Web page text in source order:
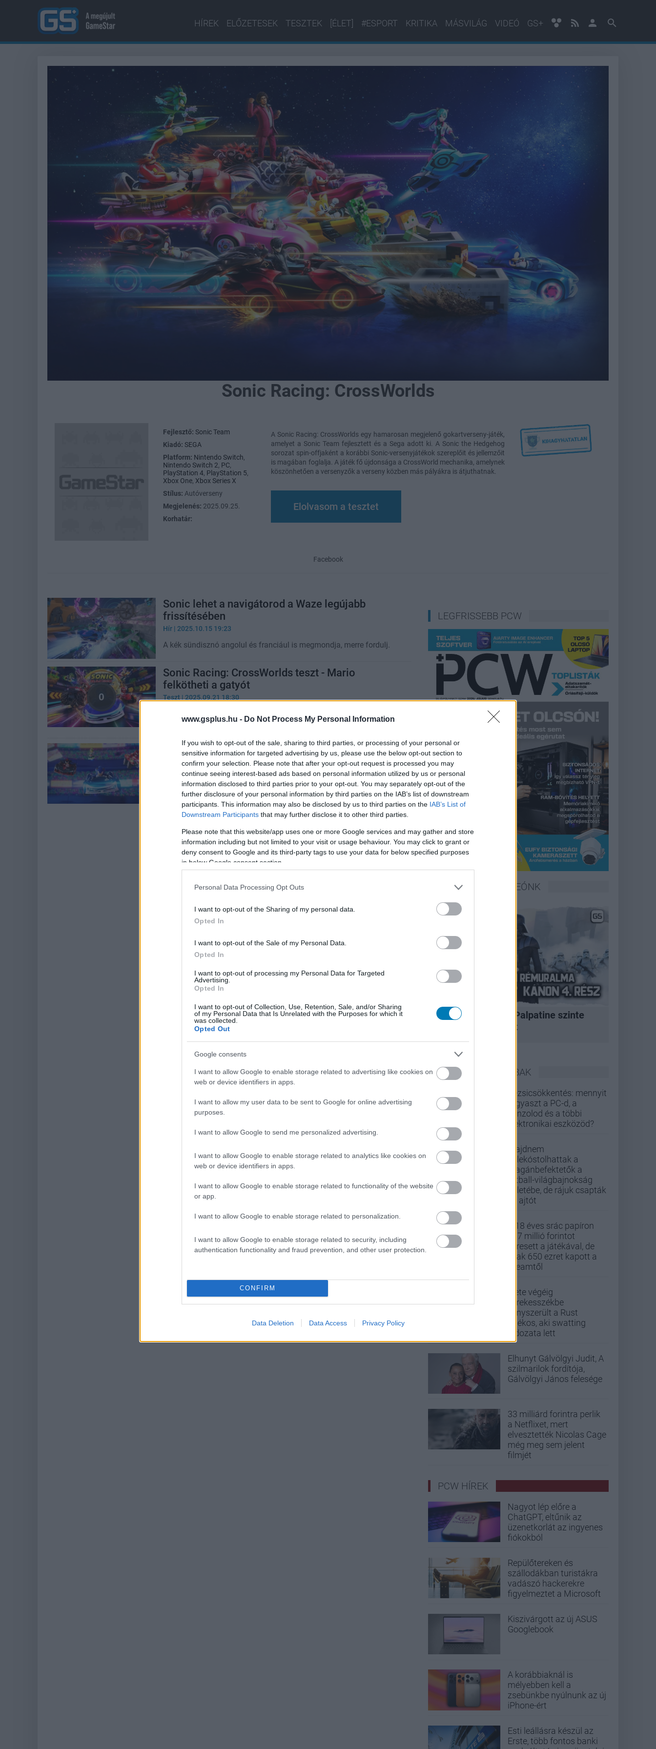
www.gsplus.hu - Do Not Process My Personal Information
If you wish to opt-out of the sale, sharing to third parties, or processing of your personal or
sensitive information for targeted advertising by us, please use the below opt-out section to
confirm your selection. Please note that after your opt-out request is processed you may
continue seeing interest-based ads based on personal information utilized by us or personal
information disclosed to third parties prior to your opt-out. You may separately opt-out of the
further disclosure of your personal information by third parties on the IAB’s list of downstream
participants. This information may also be disclosed by us to third parties on the IAB’s List of
Downstream Participants that may further disclose it to other third parties.
Please note that this website/app uses one or more Google services and may gather and store
information including but not limited to your visit or usage behaviour. You may click to grant or
deny consent to Google and its third-party tags to use your data for below specified purposes
in below Google consent section.
Personal Data Processing Opt Outs
I want to opt-out of the Sharing of my personal data.
Opted In
I want to opt-out of the Sale of my Personal Data.
Opted In
I want to opt-out of processing my Personal Data for Targeted
Advertising.
Opted In
I want to opt-out of Collection, Use, Retention, Sale, and/or Sharing
of my Personal Data that Is Unrelated with the Purposes for which it
was collected.
Opted Out
Google consents
I want to allow Google to enable storage related to advertising like cookies on
web or device identifiers in apps.
I want to allow my user data to be sent to Google for online advertising
purposes.
I want to allow Google to send me personalized advertising.
I want to allow Google to enable storage related to analytics like cookies on
web or device identifiers in apps.
I want to allow Google to enable storage related to functionality of the website
or app.
I want to allow Google to enable storage related to personalization.
I want to allow Google to enable storage related to security, including
authentication functionality and fraud prevention, and other user protection.
CONFIRM
Data Deletion Data Access Privacy Policy
HÍREK ELŐZETESEK TESZTEK [ÉLET] #ESPORT KRITIKA MÁSVILÁG VIDEÓ GS+
Sonic Racing: CrossWorlds
Fejlesztő: Sonic Team
Kiadó: SEGA
Platform: Nintendo Switch,
Nintendo Switch 2, PC,
PlayStation 4, PlayStation 5,
Xbox One, Xbox Series X
Stílus: Autóverseny
Megjelenés: 2025.09.25.
Korhatár:
A Sonic Racing: CrossWorlds egy hamarosan megjelenő gokartverseny-játék,
amelyet a Sonic Team fejlesztett és a Sega adott ki. A Sonic the Hedgehog
sorozat spin-offjaként a korábbi Sonic-versenyjátékok szereplőit és jellemzőit
is magában foglalja. A játék fő újdonsága a CrossWorld mechanika, amelynek
köszönhetően a versenyzők a verseny közben más pályákra is átjuthatnak.
Elolvasom a tesztet
Facebook
Sonic lehet a navigátorod a Waze legújabb
frissítésében
Hír | 2025.10.15 19:23
A kék sündisznó angolul és franciául is megmondja, merre fordulj.
Sonic Racing: CrossWorlds teszt - Mario
felkötheti a gatyót
Teszt | 2025.09.21 18:30
ötletes mechanikákkal és óriási tartalommal repít a cél felé.
A SEGA épp a Nintendót szurkálva próbálja
reklámozni a Sonic Racinget
| 2025.09.17 14:40
Egész bátor keménykedés ez, miközben Sonic otthona épp egy
pertől retteg.
LEGFRISSEBB PCW
LEGFRISSEBB VIDEÓNK
A korszak, amikor Palpatine szinte
bármit megtehetett
LEGOLVASOTTABBAK
Rezsicsökkentés: mennyit
fogyaszt a PC-d, a
konzolod és a többi
elektronikai eszközöd?
Majdnem
belekóstolhattak a
magánbefektetők a
futball-világbajnokság
üzletébe, de rájuk csapták
az ajtót
A 18 éves srác papíron
437 millió forintot
keresett a játékával, de
csak 650 ezret kapott a
Steamtől
Élete végéig
kerekesszékbe
kényszerült a Rust
játékos, aki swatting
áldozata lett
Elhunyt Gálvölgyi Judit, A
szilmarilok fordítója,
Gálvölgyi János felesége
33 milliárd forintra perlik
a Netflixet, mert
elvesztették Nicolas Cage
még meg sem jelent
filmjét
PCW HÍREK
Nagyot lép előre a
ChatGPT, eltűnik az
üzenetkorlát az ingyenes
fiókokból
Repülőtereken és
szállodákban turistákra
vadászó hackerekre
figyelmeztet a Microsoft
Kiszivárgott az új ASUS
Googlebook
A korábbiaknál is
mélyebben kell a
zsebünkbe nyúlnunk az új
iPhone-ért
Esti leállásra készül az
Erste, több fontos banki